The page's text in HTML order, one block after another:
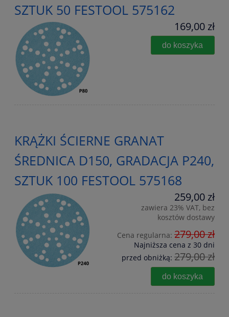
SZTUK 50 FESTOOL 575162
169,00 zł
do koszyka
KRĄŻKI ŚCIERNE GRANAT
ŚREDNICA D150, GRADACJA P240,
SZTUK 100 FESTOOL 575168
259,00 zł
zawiera 23% VAT, bez
kosztów dostawy
Cena regularna: 279,00 zł
Najniższa cena z 30 dni
przed obniżką: 279,00 zł
do koszyka